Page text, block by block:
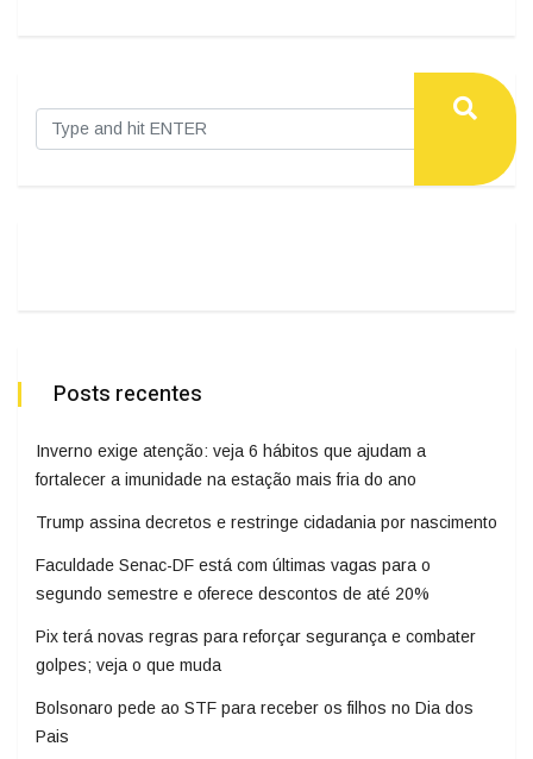
Posts recentes
Inverno exige atenção: veja 6 hábitos que ajudam a
fortalecer a imunidade na estação mais fria do ano
Trump assina decretos e restringe cidadania por nascimento
Faculdade Senac-DF está com últimas vagas para o
segundo semestre e oferece descontos de até 20%
Pix terá novas regras para reforçar segurança e combater
golpes; veja o que muda
Bolsonaro pede ao STF para receber os filhos no Dia dos
Pais